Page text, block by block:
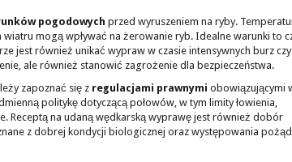
pogodowych przed wyruszeniem na ryby.
mogą wpływać na żerowanie ryb. Idealne warunki to
jest również unikać wypraw w czasie intensywnych burz czy
ale również stanowić zagrożenie dla bezpieczeństwa.
zapoznać się z regulacjami prawnymi obowiązującymi
politykę dotyczącą połowów, w tym limity łowienia,
Receptą na udaną wędkarską wyprawę jest również dobór
z dobrej kondycji biologicznej oraz występowania